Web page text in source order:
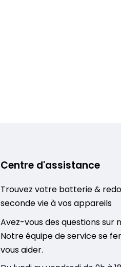
Centre d'assistance
Trouvez votre batterie &
seconde vie à vos appareils
Avez-vous des questions sur
Notre équipe de service se
vous aider.